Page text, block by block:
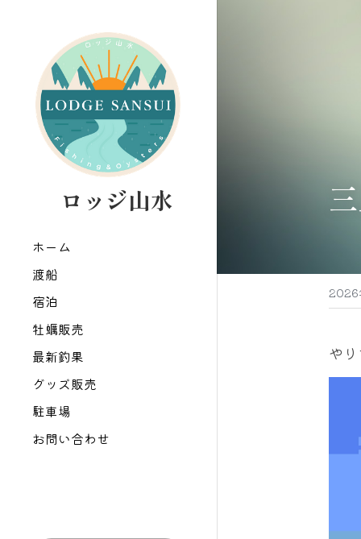
   ロッジ山水
ホーム
渡船
宿泊
牡蠣販売
最新釣果
グッズ販売
駐車場
お問い合わせ
2026
や